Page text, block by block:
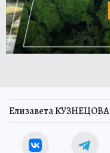
Елизавета КУЗНЕЦОВА